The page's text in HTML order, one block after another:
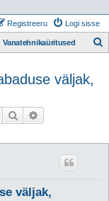
Logi sisse
Registreeru
Vanatehnikaüritused
väljak,
Otsi
väljak,